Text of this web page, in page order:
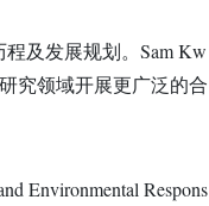
及发展规划。Sam Kw
究领域开展更广泛的合
Environmental Respons